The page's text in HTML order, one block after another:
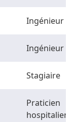
Ingénieur
Ingénieur
Stagiaire
Praticien
hospitalier